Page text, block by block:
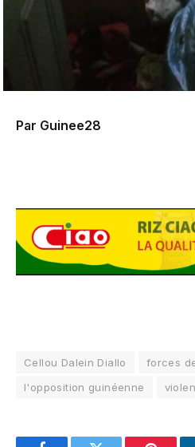
Par Guinee28
Cellou Dalein Diallo forces
l'opposition guinéenne